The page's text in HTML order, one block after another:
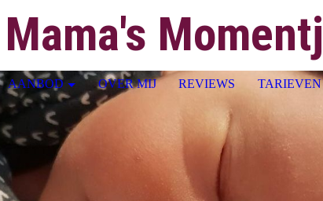
Mama's Momentj
AANBOD OVER MIJ REVIEWS TARIEVEN